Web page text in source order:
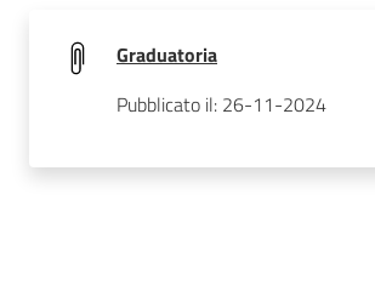
Graduatoria
Pubblicato il: 26-11-2024